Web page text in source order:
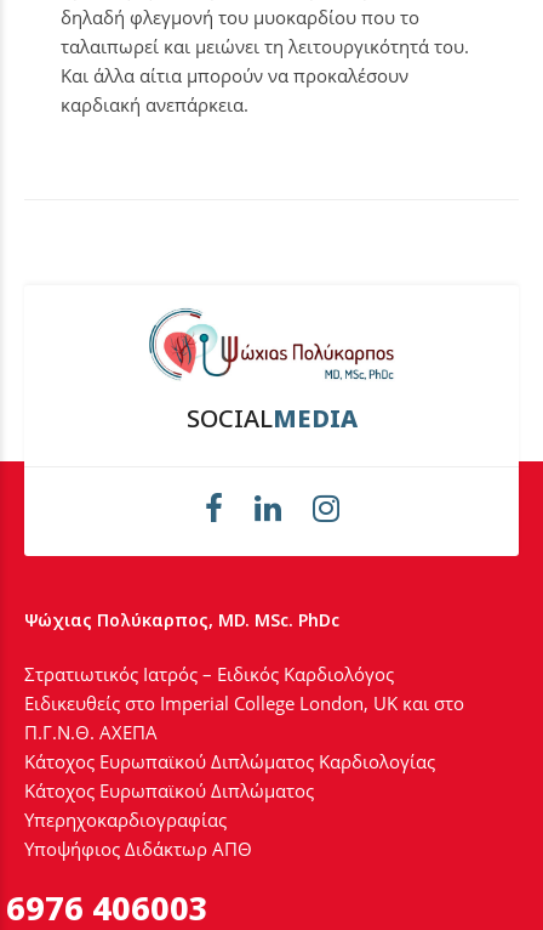
δηλαδή φλεγμονή του μυοκαρδίου που το
ταλαιπωρεί και μειώνει τη λειτουργικότητά του.
Και άλλα αίτια μπορούν να προκαλέσουν
καρδιακή ανεπάρκεια.
SOCIALMEDIA
Ψώχιας Πολύκαρπος, MD. MSc. PhDc
Στρατιωτικός Ιατρός – Ειδικός Καρδιολόγος
Ειδικευθείς στο Imperial College London, UK και στο
Π.Γ.Ν.Θ. ΑΧΕΠΑ
Κάτοχος Ευρωπαϊκού Διπλώματος Καρδιολογίας
Κάτοχος Ευρωπαϊκού Διπλώματος
Υπερηχοκαρδιογραφίας
Υποψήφιος Διδάκτωρ ΑΠΘ
6976 406003